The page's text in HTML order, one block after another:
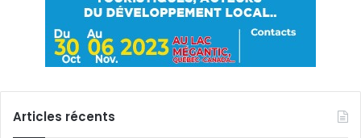
Articles récents